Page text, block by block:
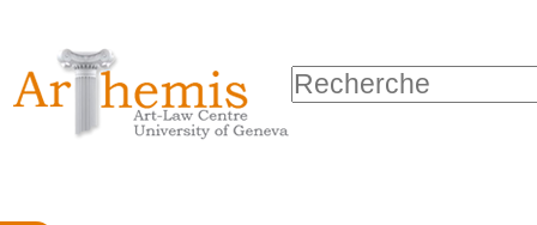
personnels
contenu.
à
Chercher par